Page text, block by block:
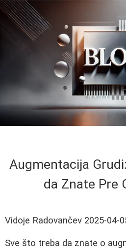
Augmentacija
da Znate Pre
Vidoje Radovančev 2025-04-
Sve što treba da znate o